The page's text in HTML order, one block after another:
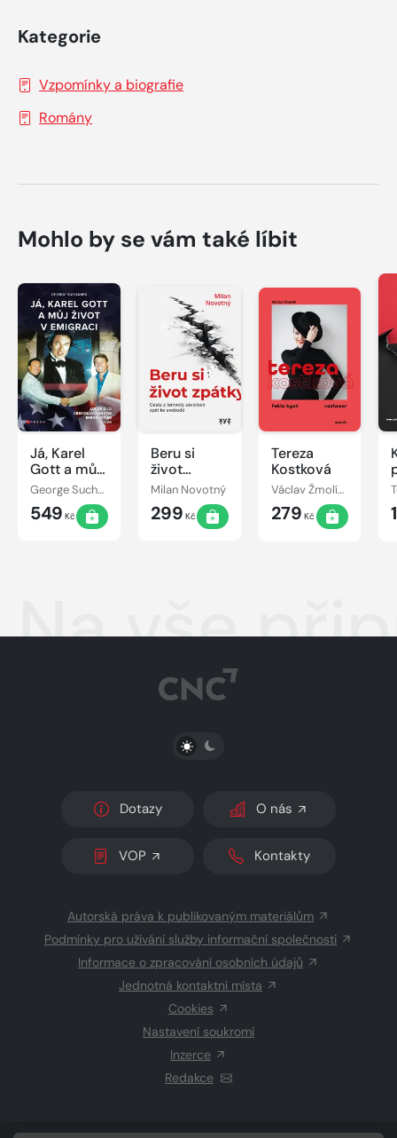
Kategorie
Vzpomínky a biografie
Romány
Mohlo by se vám také líbit
Já, Karel
Gott a můj
život v
emigraci
George Suchánek
549 Kč
Beru si
život
zpátky
Milan Novotný
299 Kč
Tereza
Kostková
Václav Žmolík, Tereza Kostková
279 Kč
Na vše
PŘEPNOUT SVĚTLÝ/TMAVÝ REŽIM
Dotazy O nás
VOP Kontakty
Autorská práva k publikovaným materiálům
Podmínky pro užívání služby informační společnosti
Informace o zpracování osobních údajů
Jednotná kontaktní místa
Cookies
Nastavení soukromí
Inzerce
Redakce